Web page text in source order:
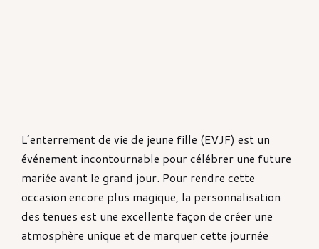
L’enterrement de vie de jeune fille (EVJF) est un
événement incontournable pour célébrer une future
mariée avant le grand jour. Pour rendre cette
occasion encore plus magique, la personnalisation
des tenues est une excellente façon de créer une
atmosphère unique et de marquer cette journée